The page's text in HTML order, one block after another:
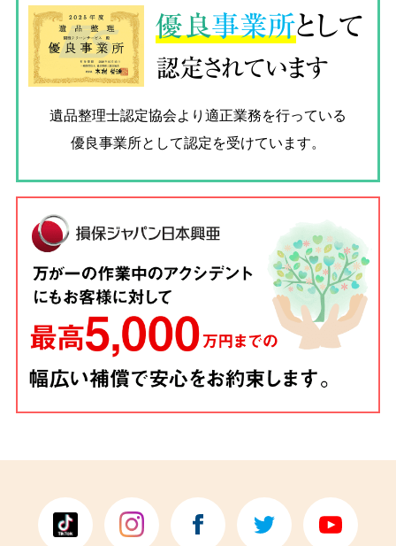
優良事業所として
認定されています
遺品整理士認定協会より適正業務を行っている
優良事業所として認定を受けています。